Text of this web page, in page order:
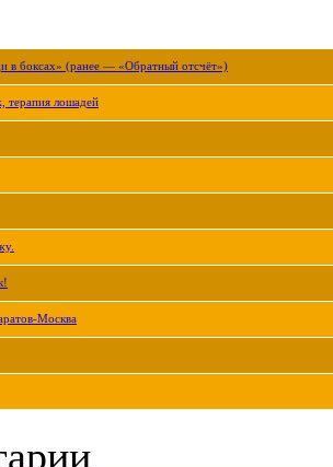
в боксах» (ранее — «Обратный отсчёт»)
терапия лошадей
Москва